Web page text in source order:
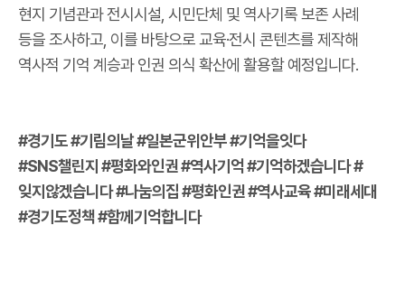
현지 기념관과 전시시설, 시민단체 및 역사기록 보존 사례
등을 조사하고, 이를 바탕으로 교육·전시 콘텐츠를 제작해
역사적 기억 계승과 인권 의식 확산에 활용할 예정입니다.
#경기도 #기림의날 #일본군위안부 #기억을잇다
#SNS챌린지 #평화와인권 #역사기억 #기억하겠습니다 #
잊지않겠습니다 #나눔의집 #평화인권 #역사교육 #미래세대
#경기도정책 #함께기억합니다